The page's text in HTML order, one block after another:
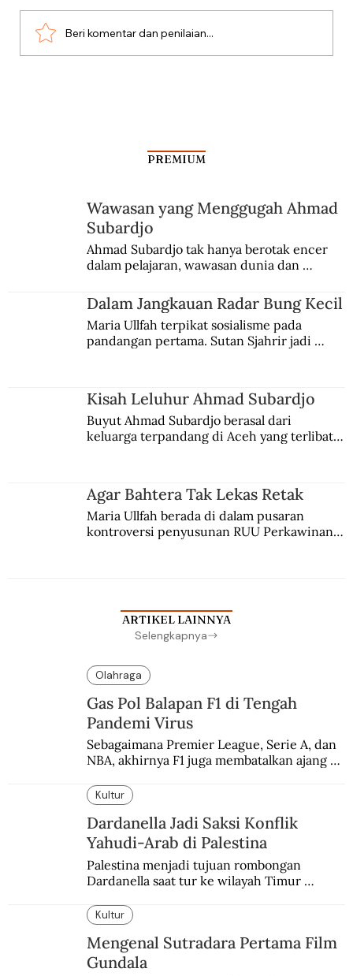
Aksi Koboi Jenderal Moestopo
Beri komentar dan penilaian...
PREMIUM
Wawasan yang Menggugah Ahmad
Subardjo
Ahmad Subardjo tak hanya berotak encer
dalam pelajaran, wawasan dunia dan
Jules Verne, Multatuli, hingga Sun Yat-sen.
Dalam Jangkauan Radar Bung Kecil
Maria Ullfah terpikat sosialisme pada
pandangan pertama. Sutan Sjahrir jadi
Kisah Leluhur Ahmad Subardjo
Buyut Ahmad Subardjo berasal dari
keluarga terpandang di Aceh yang terlibat
Agar Bahtera Tak Lekas Retak
Maria Ullfah berada di dalam pusaran
kontroversi penyusunan RUU Perkawinan.
ARTIKEL LAINNYA
Selengkapnya
Olahraga
Gas Pol Balapan F1 di Tengah
Pandemi Virus
Sebagaimana Premier League, Serie A, dan
NBA, akhirnya F1 juga membatalkan ajang
enam dekade lampau.
Kultur
Dardanella Jadi Saksi Konflik
Yahudi-Arab di Palestina
Palestina menjadi tujuan rombongan
Dardanella saat tur ke wilayah Timur
ketegangan antara orang Yahudi dan
penduduk Arab.
Kultur
Mengenal Sutradara Pertama Film
Gundala